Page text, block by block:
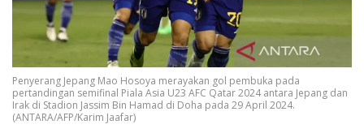
Penyerang Jepang Mao Hosoya merayakan gol pembuka pada
pertandingan semifinal Piala Asia U23 AFC Qatar 2024 antara Jepang dan
Irak di Stadion Jassim Bin Hamad di Doha pada 29 April 2024.
(ANTARA/AFP/Karim Jaafar)